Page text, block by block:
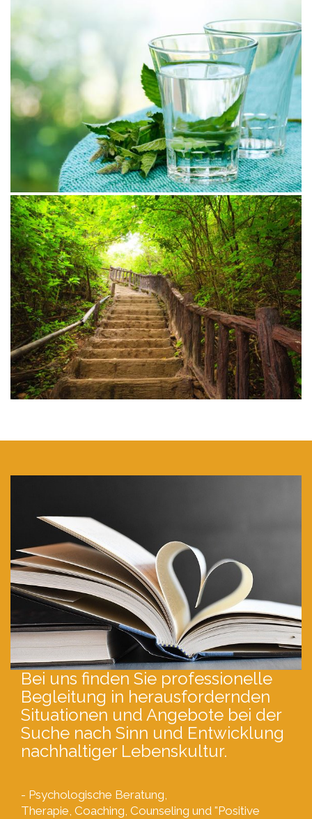
Bei uns finden Sie professionelle
Begleitung in herausfordernden
Situationen und Angebote bei der
Suche nach Sinn und Entwicklung
nachhaltiger Lebenskultur.
- Psychologische Beratung,
Therapie, Coaching, Counseling und "Positive